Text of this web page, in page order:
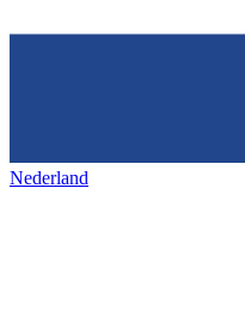
Nederland